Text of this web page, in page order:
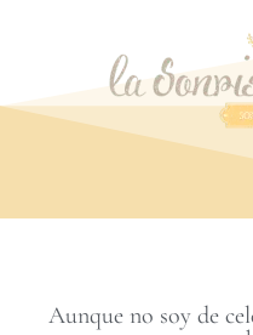
Aunque no soy de